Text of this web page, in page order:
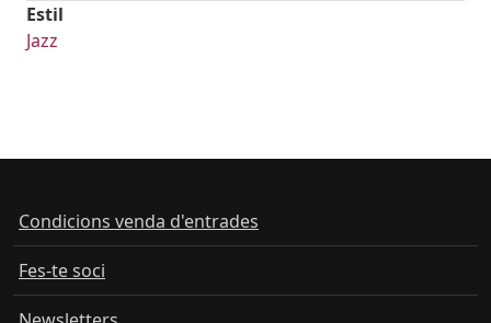
Estil
Jazz
Condicions venda d'entrades
Fes-te soci